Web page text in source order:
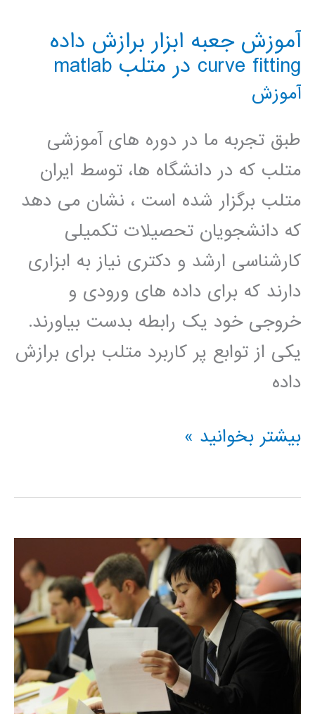
روشهای
مختلف
آموزش
ANFIS
آموزش جعبه ابزار برازش داده
curve fitting در متلب matlab
آموزش
طبق تجربه ما در دوره های آموزشی
متلب که در دانشگاه ها، توسط ایران
متلب برگزار شده است ، نشان می دهد
که دانشجویان تحصیلات تکمیلی
کارشناسی ارشد و دکتری نیاز به ابزاری
دارند که برای داده های ورودی و
خروجی خود یک رابطه بدست بیاورند.
یکی از توابع پر کاربرد متلب برای برازش
داده
آموزش
ابزار
داده
curve
fitting
در
بیشتر بخوانید »